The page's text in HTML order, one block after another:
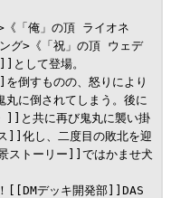
「俺」の頂 ライオネ
グ>《「祝」の頂 ウェデ
して登場。
倒すものの、怒りにより
に倒されてしまう。後に
と共に再び鬼丸に襲い掛
]]化し、二度目の敗北を迎
トーリー]]ではかませ犬
[[DMデッキ開発部]]DAS